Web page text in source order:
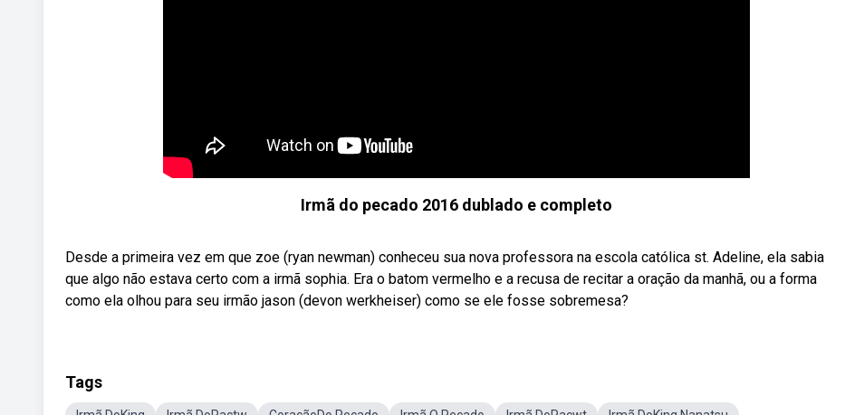
Irmã do pecado 2016 dublado e completo
Desde a primeira vez em que zoe (ryan newman) conheceu sua nova professora na escola católica st. Adeline, ela sabia
que algo não estava certo com a irmã sophia. Era o batom vermelho e a recusa de recitar a oração da manhã, ou a forma
como ela olhou para seu irmão jason (devon werkheiser) como se ele fosse sobremesa?
Tags